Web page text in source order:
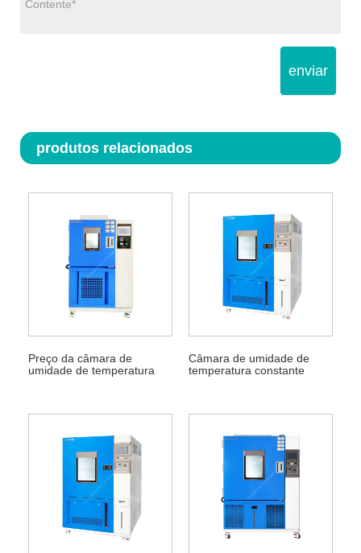
enviar
produtos relacionados
Preço da câmara de
umidade de temperatura
Câmara de umidade de
temperatura constante